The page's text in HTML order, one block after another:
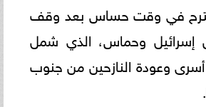
في وقت حساس بعد وقف
إسرائيل وحماس، الذي شمل
أسرى وعودة النازحين من جنوب